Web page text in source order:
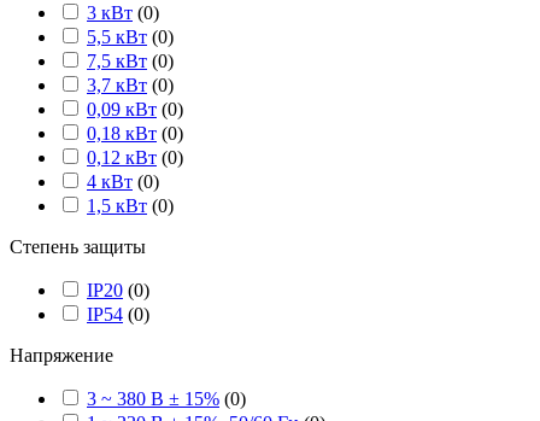
3 кВт (0)
5,5 кВт (0)
7,5 кВт (0)
3,7 кВт (0)
0,09 кВт (0)
0,18 кВт (0)
0,12 кВт (0)
4 кВт (0)
1,5 кВт (0)
Степень защиты
IP20 (0)
IP54 (0)
Напряжение
3 ~ 380 В ± 15% (0)